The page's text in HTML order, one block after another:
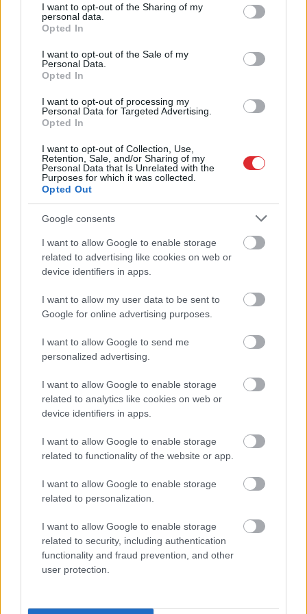
not limited to your visit or usage behaviour. You may click to
grant or deny consent to Google and its third-party tags to
use your data for below specified purposes in below Google
consent section.
I want to opt-out of the Sharing of my
personal data.
Opted In
I want to opt-out of the Sale of my
Personal Data.
Opted In
I want to opt-out of processing my
Personal Data for Targeted Advertising.
Opted In
I want to opt-out of Collection, Use,
Retention, Sale, and/or Sharing of my
Personal Data that Is Unrelated with the
Purposes for which it was collected.
Opted Out
Google consents
I want to allow Google to enable storage
related to advertising like cookies on web or
device identifiers in apps.
I want to allow my user data to be sent to
Google for online advertising purposes.
I want to allow Google to send me
personalized advertising.
I want to allow Google to enable storage
related to analytics like cookies on web or
device identifiers in apps.
I want to allow Google to enable storage
related to functionality of the website or app.
I want to allow Google to enable storage
related to personalization.
I want to allow Google to enable storage
related to security, including authentication
functionality and fraud prevention, and other
user protection.
pārstāvjiem labāk
nestrīdēties: viņi vienmēr
atradīs veidu, kā pamatīgi
atriebties
LASĪTĀKIE
nestrīdēties: viņi vienmēr atradīs veidu,
kā pamatīgi atriebties
“Manpat neomulīgi palika!” Sēņotāja
mežā uziet ļoti biedējošu vietu
Ārsti nosauc četrus augļus ar kuru ēšanu
pēc 45 gadu vecuma nevajadzētu pārlieku
aizrauties
Astroloģeizceļ 3 zodiaka zīmes, kurām ir
cilvēkiem
Slaidiņš: Izskatās, ka jaunais Ukrainas
bruņoto spēku virspavēlnieks ir nolēmis
mainīt pieeju
Lasīt citas ziņas
Atcelt Ziņot